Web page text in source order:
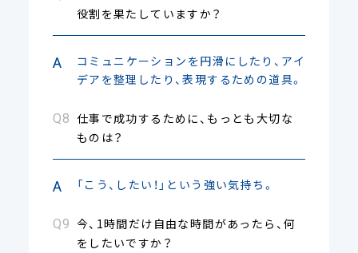
役割を果たしていますか？
コミュニケーションを円滑にしたり、アイ
デアを整理したり、表現するための道具。
仕事で成功するために、もっとも大切な
ものは？
「こう、したい！」という強い気持ち。
今、1時間だけ自由な時間があったら、何
をしたいですか？